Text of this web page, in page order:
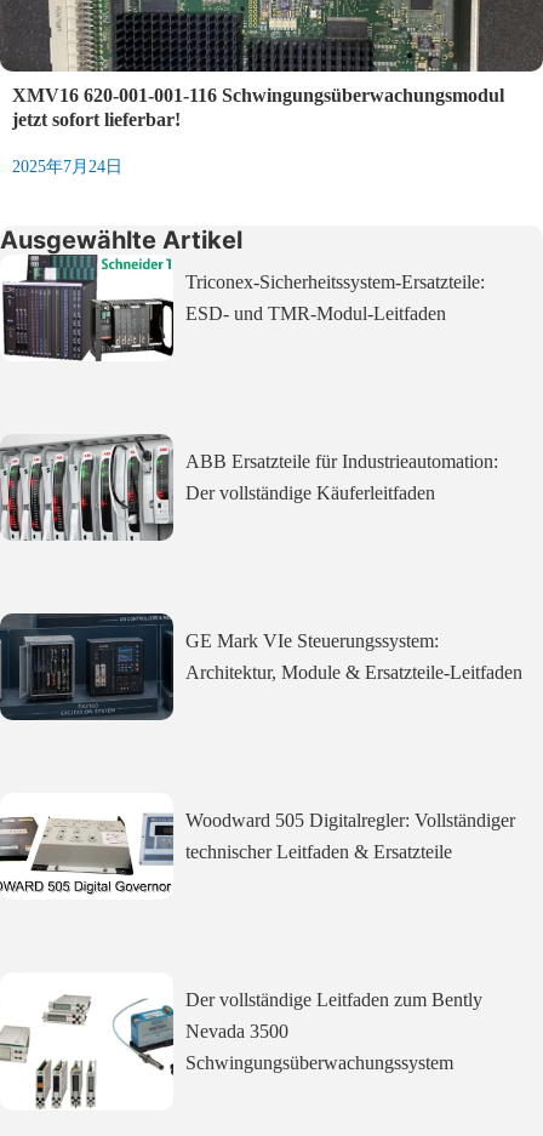
XMV16 620-001-001-116 Schwingungsüberwachungsmodul
jetzt sofort lieferbar!
2025年7月24日
Ausgewählte Artikel
Triconex-Sicherheitssystem-Ersatzteile:
ESD- und TMR-Modul-Leitfaden
ABB Ersatzteile für Industrieautomation:
Der vollständige Käuferleitfaden
GE Mark VIe Steuerungssystem:
Architektur, Module & Ersatzteile-Leitfaden
Woodward 505 Digitalregler: Vollständiger
technischer Leitfaden & Ersatzteile
Der vollständige Leitfaden zum Bently
Nevada 3500
Schwingungsüberwachungssystem